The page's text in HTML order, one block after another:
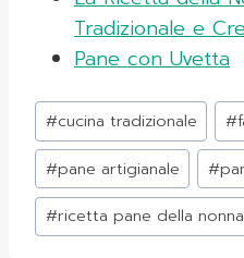
Tradizionale e
Pane con Uvetta
Tag
articolo:
#cucina tradizionale #
#pane artigianale #
#ricetta pane della nonna